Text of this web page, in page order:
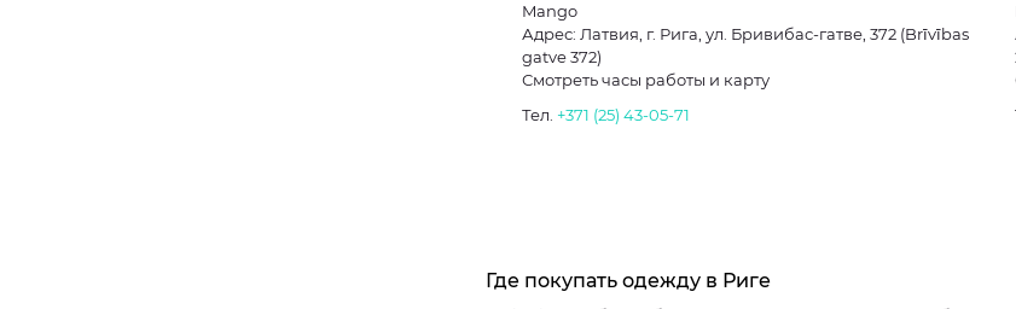
Mango
Адрес: Латвия, г. Рига, ул. Бривибас-гатве, 372 (Brīvības
gatve 372)
Смотреть часы работы и карту
Тел. +371 (25) 43-05-71
Где покупать одежду в Риге